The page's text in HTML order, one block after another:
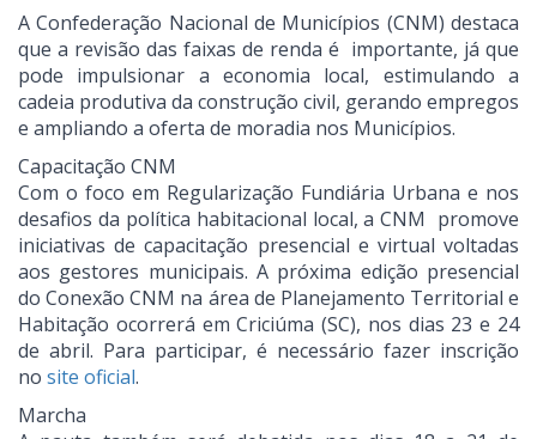
A Confederação Nacional de Municípios (CNM) destaca
que a revisão das faixas de renda é importante, já que
pode impulsionar a economia local, estimulando a
cadeia produtiva da construção civil, gerando empregos
e ampliando a oferta de moradia nos Municípios.
Capacitação CNM
Com o foco em Regularização Fundiária Urbana e nos
desafios da política habitacional local, a CNM promove
iniciativas de capacitação presencial e virtual voltadas
aos gestores municipais. A próxima edição presencial
do Conexão CNM na área de Planejamento Territorial e
Habitação ocorrerá em Criciúma (SC), nos dias 23 e 24
de abril. Para participar, é necessário fazer inscrição
no site oficial.
Marcha